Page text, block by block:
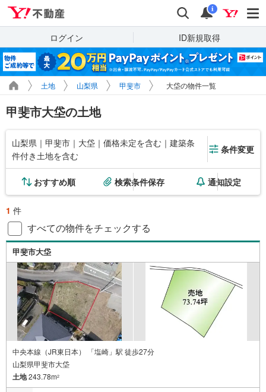
検索 通知
i
ログイン ID新規取得
土地 山梨県 甲斐市 大垈の物件一覧
甲斐市大垈の土地
山梨県｜甲斐市｜大垈｜価格未定を含む｜建築条
件付き土地を含む
条件変更
おすすめ順 検索条件保存 通知設定
1 件
すべての物件をチェックする
甲斐市大垈
中央本線（JR東日本） 「塩崎」駅 徒歩27分
山梨県甲斐市大垈
土地243.78m2